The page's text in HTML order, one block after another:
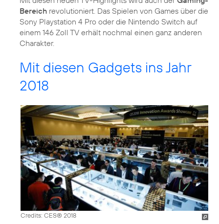
Bereich revolutioniert. Das Spielen von Games über die
Sony Playstation 4 Pro oder die Nintendo Switch auf
einem 146 Zoll TV erhält nochmal einen ganz anderen
Charakter.
Mit diesen Gadgets ins Jahr
2018
Credits: CES® 2018